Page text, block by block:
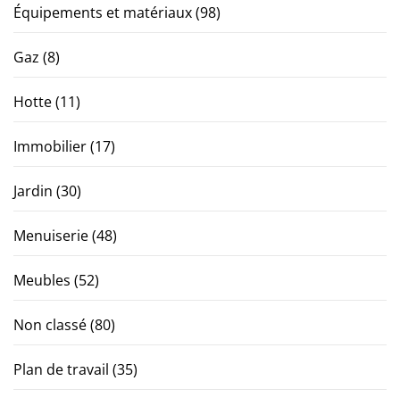
Équipements et matériaux(98)
Gaz (8)
Hotte(11)
Immobilier(17)
Jardin (30)
Menuiserie(48)
Meubles (52)
Non classé(80)
Plan de travail (35)